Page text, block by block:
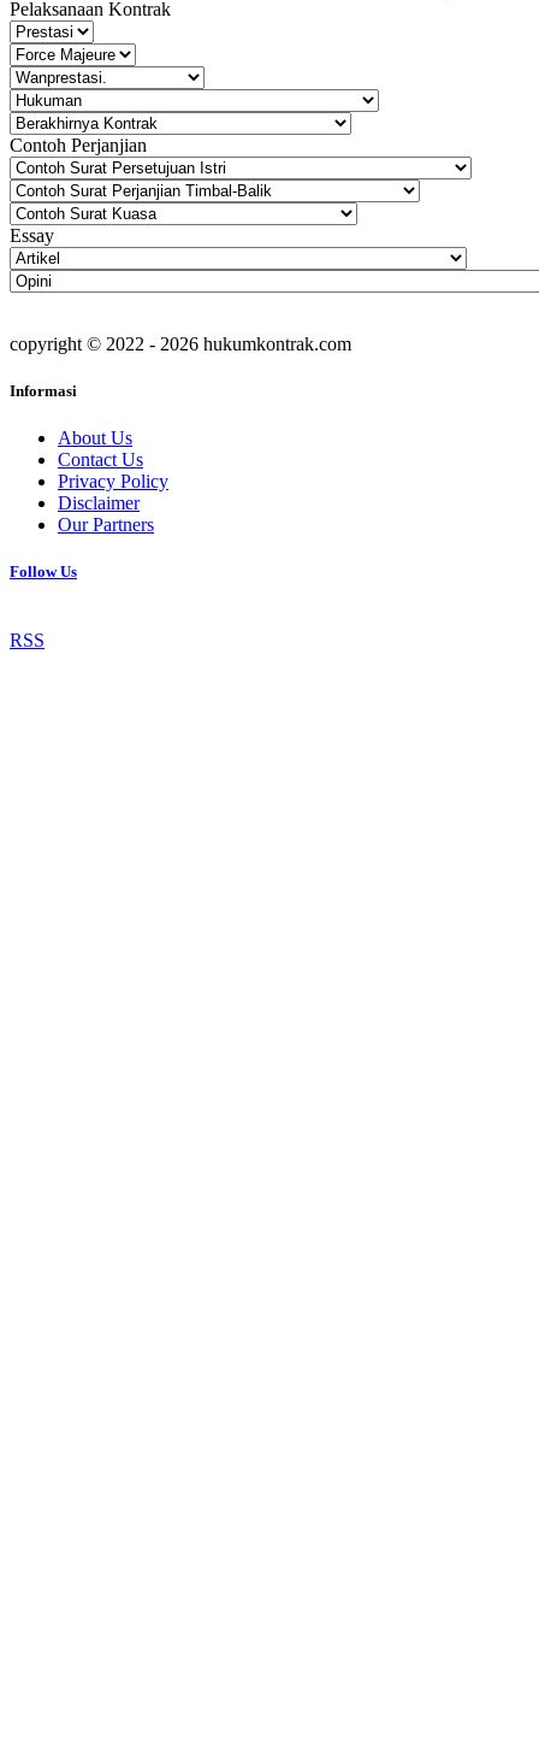
Pelaksanaan Kontrak
Contoh Perjanjian
Essay
copyright © 2022 - 2026 hukumkontrak.com
Informasi
About Us
Contact Us
Privacy Policy
Disclaimer
Our Partners
Follow Us
RSS